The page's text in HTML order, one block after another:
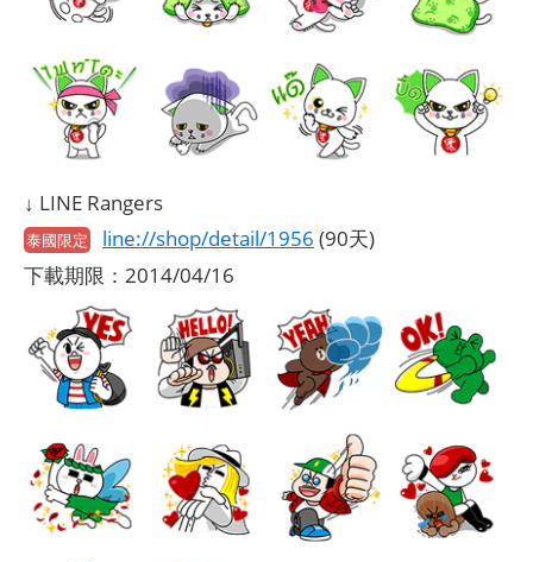
↓ LINE Rangers
泰國限定 line://shop/detail/1956 (90天)
下載期限：2014/04/16